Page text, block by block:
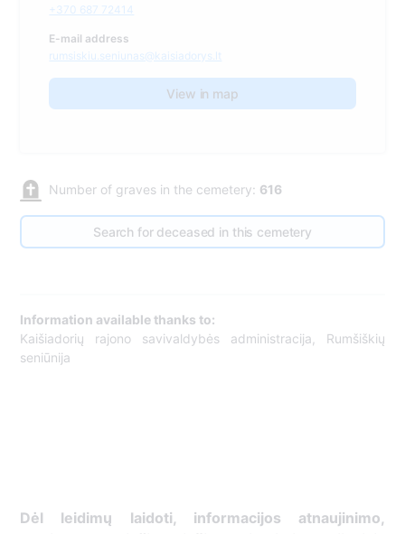
+370 687 72414
E-mail address
rumsiskiu.seniunas@kaisiadorys.lt
View in map
Number of graves in the cemetery: 616
Search for deceased in this cemetery
Information available thanks to:
Kaišiadorių rajono savivaldybės administracija, Rumšiškių
seniūnija
Dėl leidimų laidoti, ​informacijos atnaujinimo,